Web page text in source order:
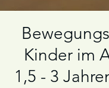
Kinder im
1,5 - 3